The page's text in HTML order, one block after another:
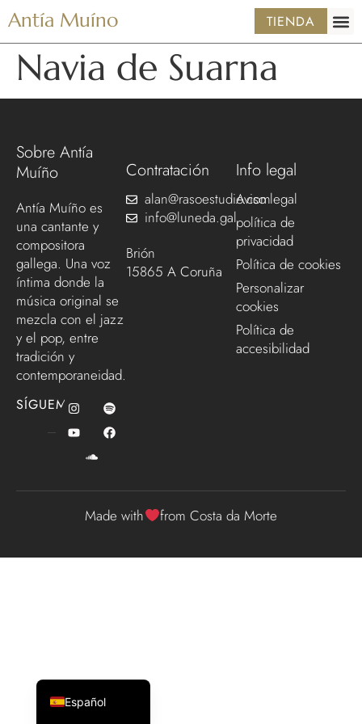
Antía Muíno TIENDA
Navia de Suarna
Sobre Antía
Muíño
Antía Muíño es
una cantante y
compositora
gallega. Una voz
íntima donde la
música original se
mezcla con el jazz
y el pop, entre
tradición y
contemporaneidad.
SÍGUEME
Contratación
alan@rasoestudio.com
info@luneda.gal
Brión
15865 A Coruña
Info legal
Aviso legal
política de
privacidad
Política de cookies
Personalizar
cookies
Política de
accesibilidad
Made with from Costa da Morte
Español